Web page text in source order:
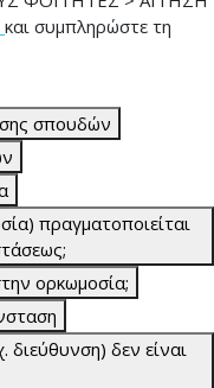
και συμπληρώστε τη
σπουδών
πραγματοποιείται
ορκωμοσία;
δεν είναι